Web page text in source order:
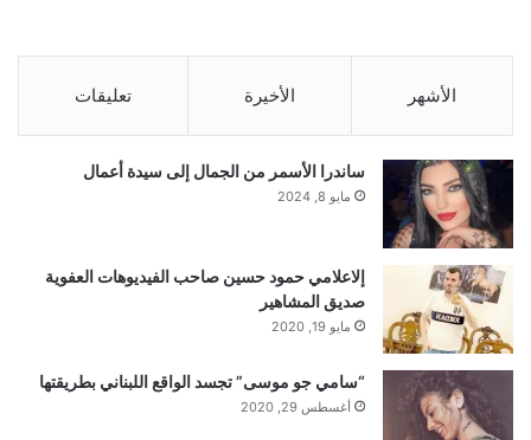
الأشهر الأخيرة تعليقات
ساندرا الأسمر من الجمال إلى سيدة أعمال
مايو 8, 2024
إلاعلامي حمود حسين صاحب الفيديوهات العفوية
صديق المشاهير
مايو 19, 2020
“سامي جو موسى” تجسد الواقع اللبناني بطريقتها
أغسطس 29, 2020